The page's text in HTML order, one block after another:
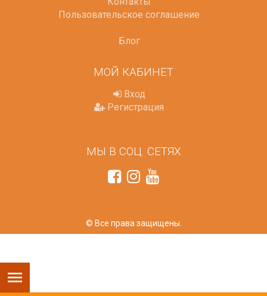
Пользовательское соглашение
Блог
МОЙ КАБИНЕТ
Вход
Регистрация
МЫ В СОЦ. СЕТЯХ
© Все права защищены.